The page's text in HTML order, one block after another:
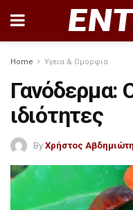
Home Υγεια & Ομορφια
Γανόδερμα:
ιδιότητες
By Χρήστος